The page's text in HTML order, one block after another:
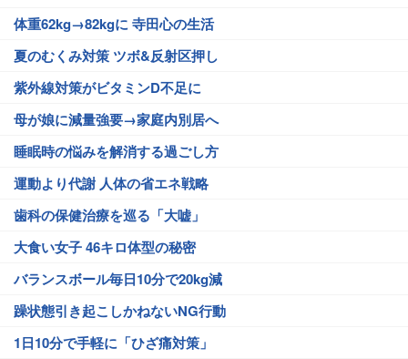
体重62kg→82kgに 寺田心の生活
夏のむくみ対策 ツボ&反射区押し
紫外線対策がビタミンD不足に
母が娘に減量強要→家庭内別居へ
睡眠時の悩みを解消する過ごし方
運動より代謝 人体の省エネ戦略
歯科の保健治療を巡る「大嘘」
大食い女子 46キロ体型の秘密
バランスボール毎日10分で20kg減
躁状態引き起こしかねないNG行動
1日10分で手軽に「ひざ痛対策」